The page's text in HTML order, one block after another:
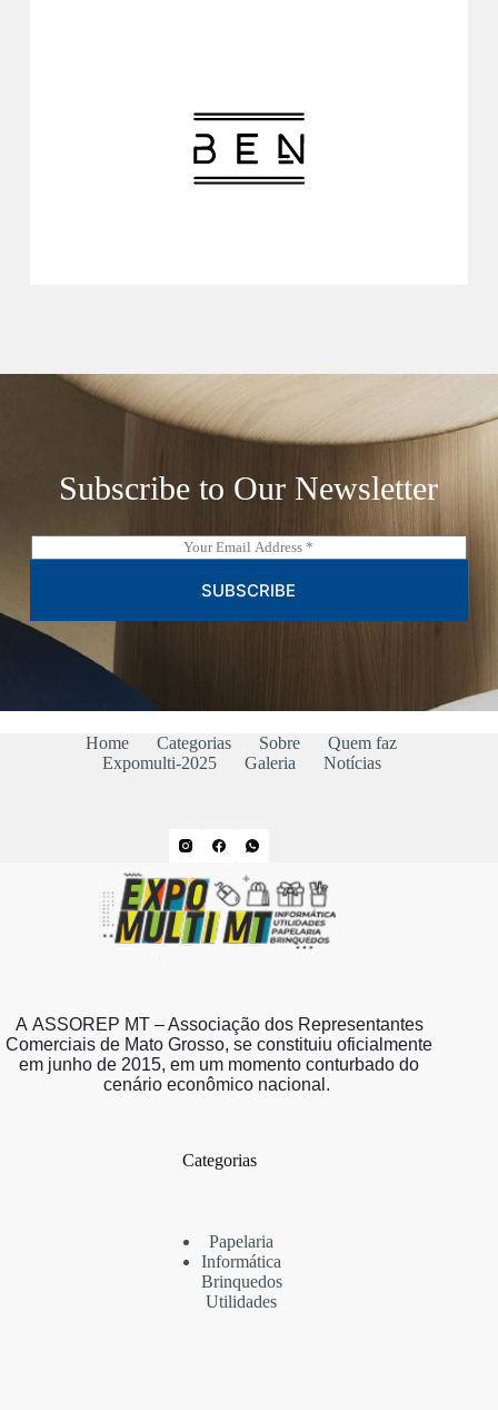
Subscribe to Our Newsletter
m
l
SUBSCRIBE
Home Categorias Sobre
Quem faz
Expomulti-2025
Galeria Notícias
A ASSOREP MT – Associação dos Representantes
Comerciais de Mato Grosso, se constituiu oficialmente
em junho de 2015, em um momento conturbado do
cenário econômico nacional.
Categorias
Papelaria
Informática
Brinquedos
Utilidades